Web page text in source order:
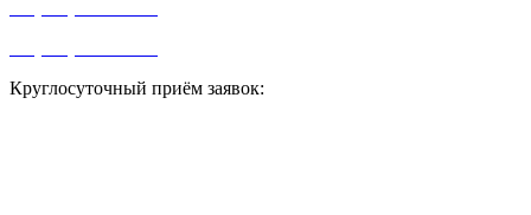
Круглосуточный приём заявок: